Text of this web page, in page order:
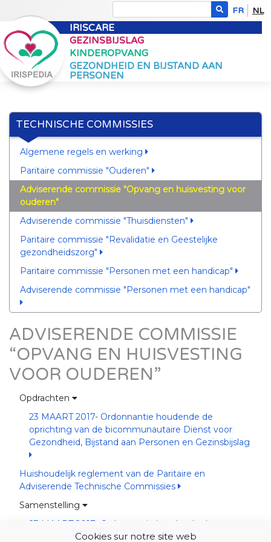
Cookies sur notre site web
FR NL
IRISCARE
GEZINSBIJSLAG
KINDEROPVANG
GEZONDHEID EN BIJSTAND AAN
PERSONEN
TECHNISCHE COMMISSIES
Algemene regels en werking
Paritaire commissie "Ouderen"
Adviserende commissie "Opvang en huisvesting voor
ouderen"
Adviserende commissie "Thuisdiensten"
Paritaire commissie "Revalidatie en Geestelijke
gezondheidszorg"
Paritaire commissie "Personen met een handicap"
Adviserende commissie "Personen met een handicap"
ADVISERENDE COMMISSIE
“OPVANG EN HUISVESTING
VOOR OUDEREN”
Opdrachten
23 MAART 2017- Ordonnantie houdende de
oprichting van de bicommunautaire Dienst voor
Gezondheid, Bijstand aan Personen en Gezinsbijslag
Huishoudelijk reglement van de Paritaire en
Adviserende Technische Commissies
Samenstelling
23 MAART 2017- Ordonnantie houdende de
oprichting van de bicommunautaire Dienst voor